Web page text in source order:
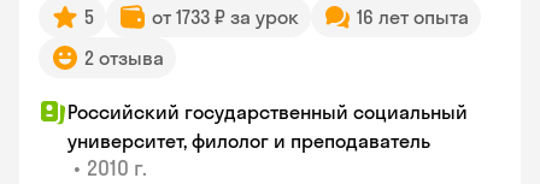
5 от 1733 ₽ за урок
16 лет опыта
2 отзыва
Российский государственный социальный
университет, филолог и преподаватель
• 2010 г.